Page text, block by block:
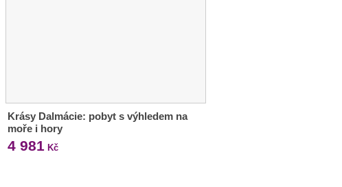
Krásy Dalmácie: pobyt s výhledem na
moře i hory
4 981 Kč